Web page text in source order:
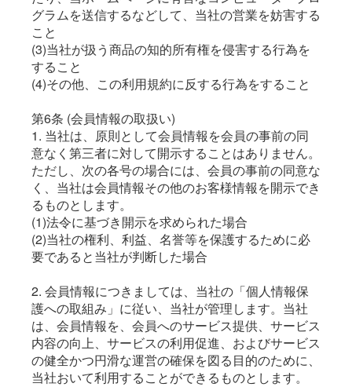
グラムを送信するなどして、当社の営業を妨害する
こと
(3)当社が扱う商品の知的所有権を侵害する行為を
すること
(4)その他、この利用規約に反する行為をすること
第6条 (会員情報の取扱い)
1. 当社は、原則として会員情報を会員の事前の同
意なく第三者に対して開示することはありません。
ただし、次の各号の場合には、会員の事前の同意な
く、当社は会員情報その他のお客様情報を開示でき
るものとします。
(1)法令に基づき開示を求められた場合
(2)当社の権利、利益、名誉等を保護するために必
要であると当社が判断した場合
2. 会員情報につきましては、当社の「個人情報保
護への取組み」に従い、当社が管理します。当社
は、会員情報を、会員へのサービス提供、サービス
内容の向上、サービスの利用促進、およびサービス
の健全かつ円滑な運営の確保を図る目的のために、
当社おいて利用することができるものとします。